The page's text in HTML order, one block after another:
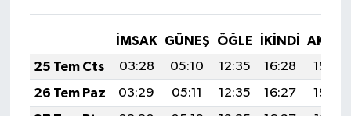
İMSAK GÜNEŞ ÖĞLE İKINDI
25 Tem Cts
03:28 05:10 12:35 16:28
19:49
26 Tem Paz
03:29 05:11 12:35 16:27
19:48